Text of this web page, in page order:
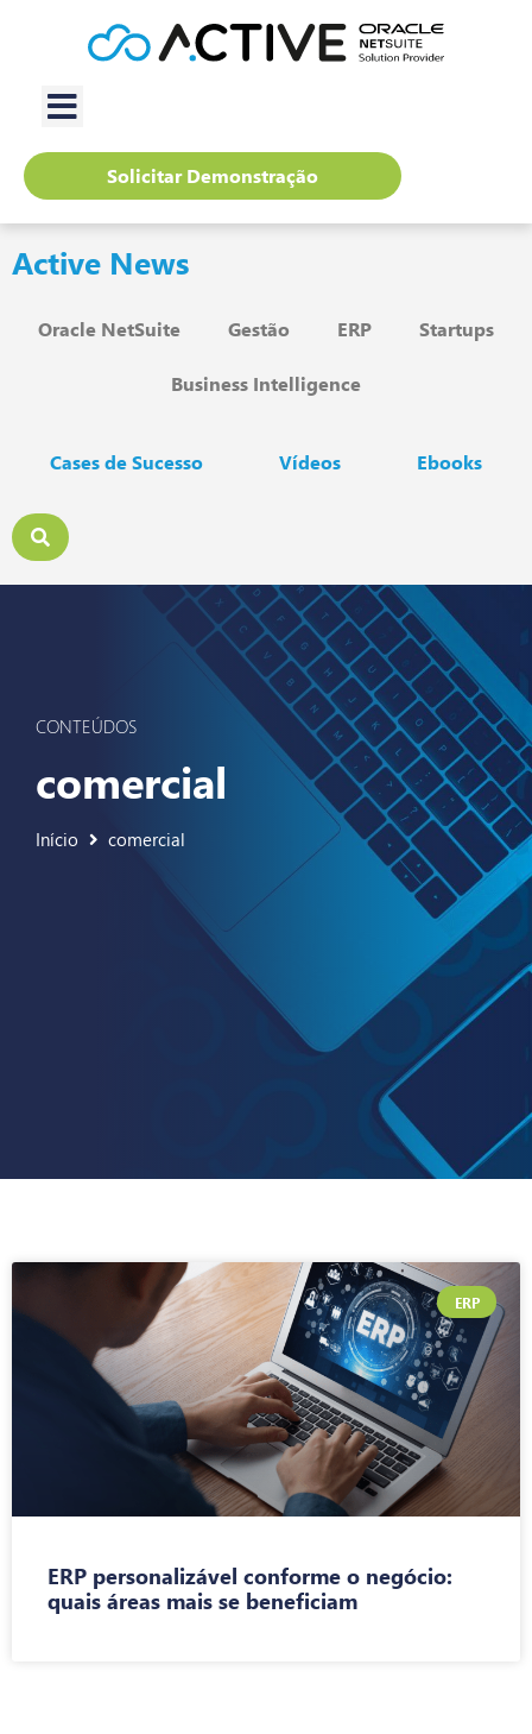
Solicitar Demonstração
Active News
Oracle NetSuite Gestão ERP Startups
Business Intelligence
Cases de Sucesso Vídeos Ebooks
CONTEÚDOS
comercial
Início comercial
ERP
ERP personalizável conforme o negócio:
quais áreas mais se beneficiam